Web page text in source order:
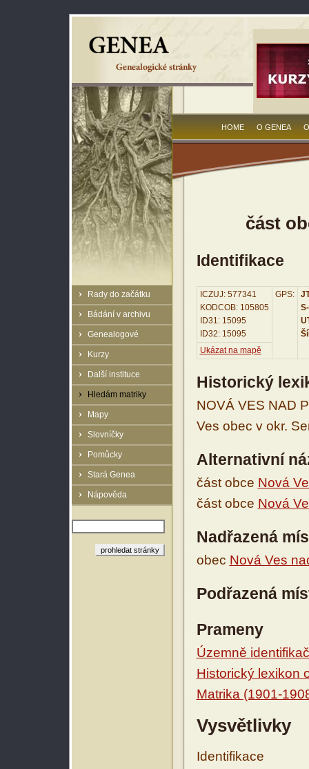
Rady do začátku
Bádání v archivu
Genealogové
Kurzy
Další instituce
Hledám matriky
Mapy
Slovníčky
Pomůcky
Stará Genea
Nápověda
HOME O GENEA
část
Identifikace
ICZUJ: 577341
KODCOB: 105805
ID31: 15095
ID32: 15095
GPS:
Ukázat na mapě
Historický
NOVÁ VES NAD
Ves obec v okr.
Alternativní
část obce Nová
část obce Nová
Nadřazená
obec Nová Ves
Podřazená
Prameny
Územně
Historický lexikon
Matrika (1901-
Vysvětlivky
Identifikace